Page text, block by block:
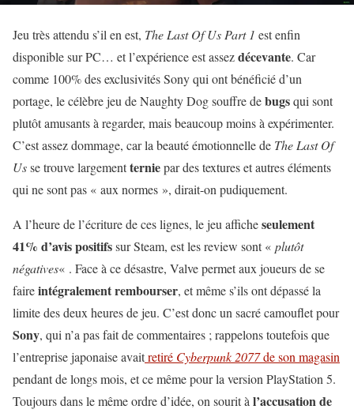
Jeu très attendu s’il en est, The Last Of Us Part 1 est enfin
disponible sur PC… et l’expérience est assezdécevante. Car
comme 100% des exclusivités Sony qui ont bénéficié d’un
portage, le célèbre jeu de Naughty Dog souffre debugsqui sont
plutôt amusants à regarder, mais beaucoup moins à expérimenter.
C’est assez dommage, car la beauté émotionnelle de The Last Of
Usse trouve largementterniepar des textures et autres éléments
qui ne sont pas « aux normes », dirait-on pudiquement.
A l’heure de l’écriture de ces lignes, le jeu afficheseulement
41% d’avis positifssur Steam, est les review sont « plutôt
négatives« . Face à ce désastre, Valve permet aux joueurs de se
faireintégralement rembourser, et même s’ils ont dépassé la
limite des deux heures de jeu. C’est donc un sacré camouflet pour
Sony, qui n’a pas fait de commentaires ; rappelons toutefois que
l’entreprise japonaise avaitretiré Cyberpunk 2077de son magasin
pendant de longs mois, et ce même pour la version PlayStation 5.
Toujours dans le même ordre d’idée, on sourit à l’accusation de